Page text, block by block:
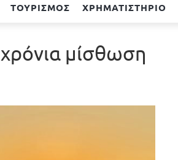
ΤΟΥΡΙΣΜΟΣ ΧΡΗΜΑΤΙΣΤΗΡΙΟ
μίσθωση